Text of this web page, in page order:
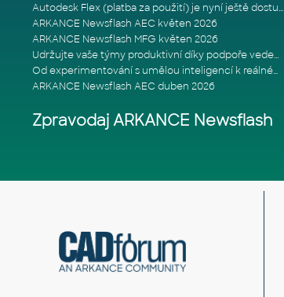
Autodesk Flex (platba za použití) je nyní ještě dostupnější
ARKANCE Newsflash AEC květen 2026
ARKANCE Newsflash MFG květen 2026
Udržujte vaše týmy produktivní díky podpoře vedené odborníky
Od experimentování s umělou inteligencí k reálnému dopadu na podniká
ARKANCE Newsflash AEC duben 2026
Zpravodaj ARKANCE Newsflash